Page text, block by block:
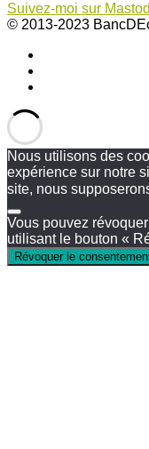
Suivez-moi sur
© 2013-2023
Nous utilisons des
expérience sur notre
site, nous
Vous pouvez
utilisant le bouton «
Révoquer le